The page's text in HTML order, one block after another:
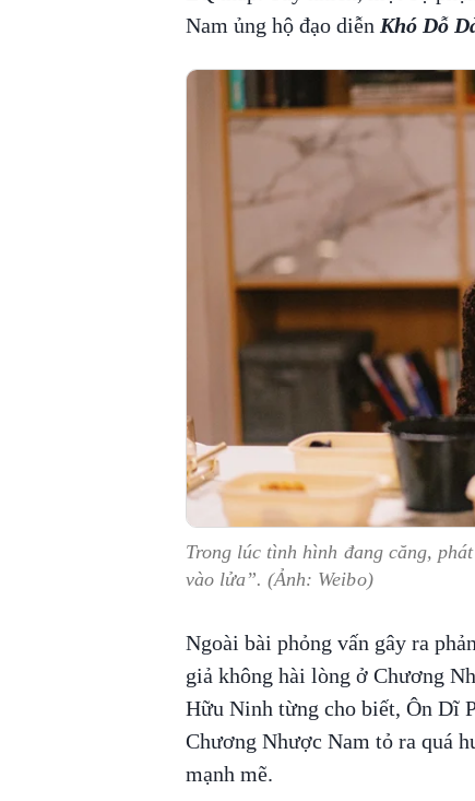
Nam ủng hộ đạo diễn Khó Dỗ
Trong lúc tình hình đang căng,
vào lửa”. (Ảnh: Weibo)
Ngoài bài phỏng vấn gây ra
giả không hài lòng ở Chương
Hữu Ninh từng cho biết, Ôn Dĩ
Chương Nhược Nam tỏ ra quá
mạnh mẽ.